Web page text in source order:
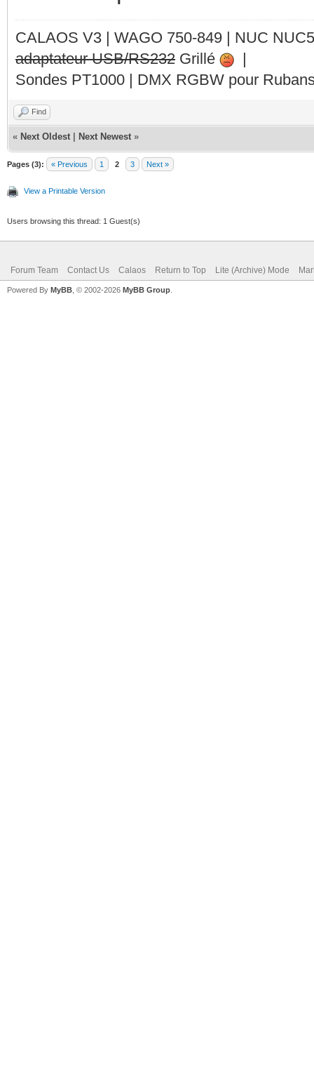
CALAOS V3 | WAGO 750-849 | NUC
adaptateur USB/RS232 Grillé
|
Sondes PT1000 | DMX RGBW pour
Find
« Next Oldest Next Newest »
Pages (3): « Previous 1 2 3 Next »
View a Printable Version
Users browsing this thread: 1 Guest(s)
Forum Team Contact Us Calaos Return to Top Lite (Archive) Mode
Powered By MyBB , © 2002-2026 MyBB Group